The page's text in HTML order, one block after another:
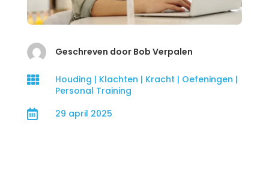
Geschreven door Bob Verpalen
 Houding | Klachten | Kracht | Oefeningen |
Personal Training
 29 april 2025